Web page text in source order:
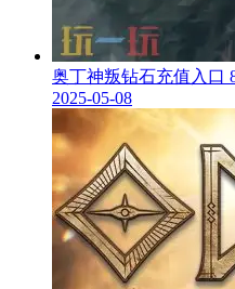
奥丁神叛钻石充值入口
2025-05-08